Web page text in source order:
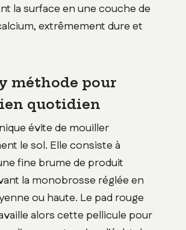
la surface en une couche de
extrêmement dure et
méthode pour
quotidien
évite de mouiller
le sol. Elle consiste à
fine brume de produit
la monobrosse réglée en
ou haute. Le pad rouge
alors cette pellicule pour